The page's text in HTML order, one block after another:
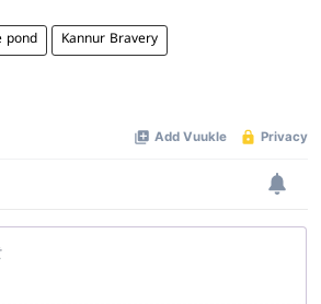
pond Kannur Bravery